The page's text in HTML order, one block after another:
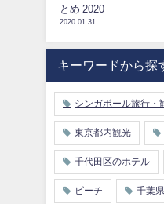
とめ 2020
2020.01.31
キーワードから探
シンガポール旅行・
東京都内観光
千代田区のホテル
ビーチ 千葉